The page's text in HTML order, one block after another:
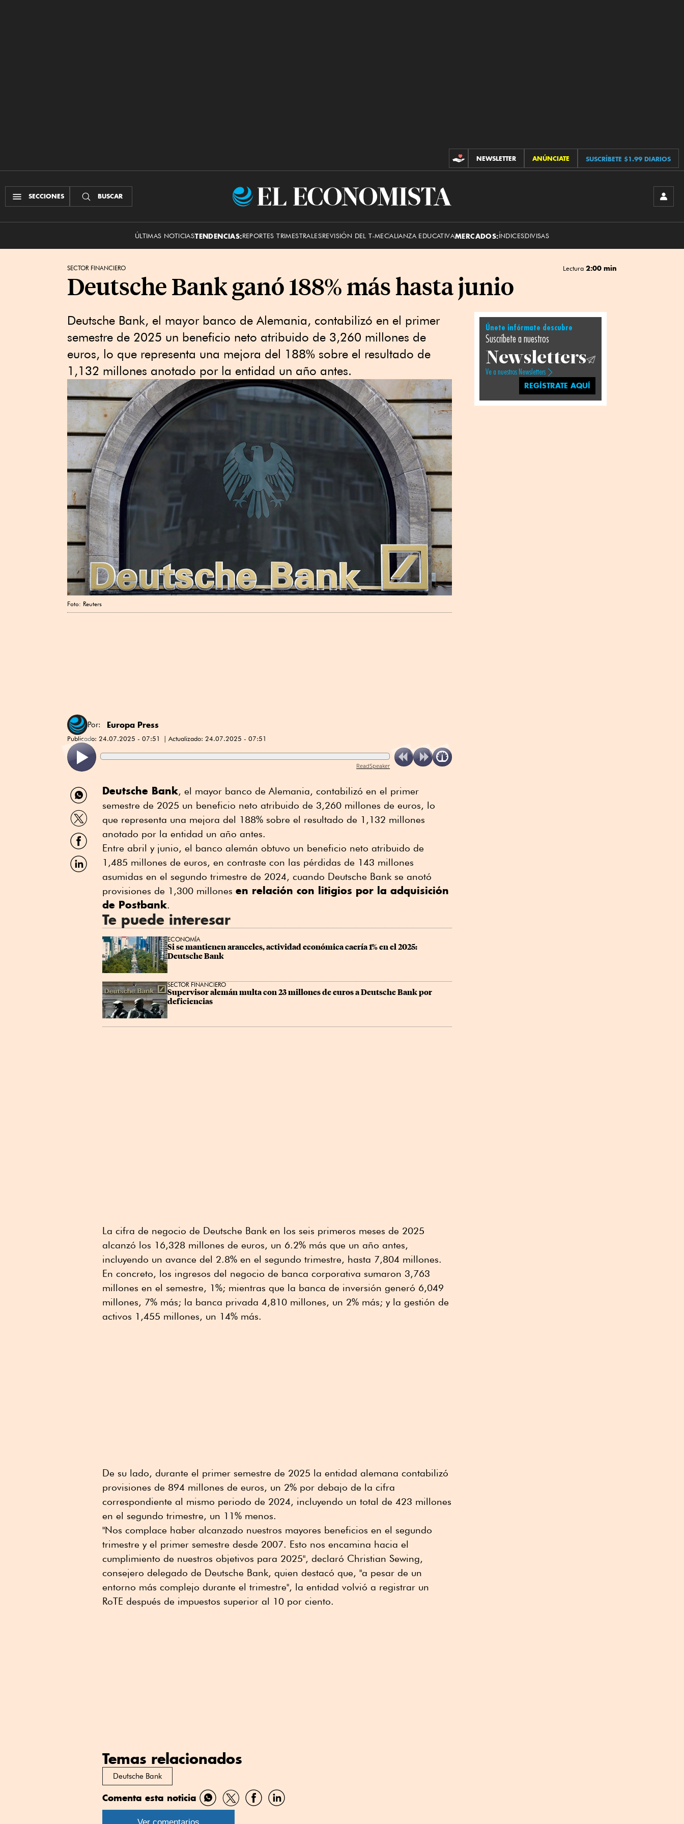
CONTRIBUCIONES
NEWSLETTER ANÚNCIATE SUSCRÍBETE $1.99 DIARIOS
SECCIONES BUSCAR
El
ÚLTIMAS NOTICIASTENDENCIAS:REPORTES TRIMESTRALESREVISIÓN DEL T-MECALIANZA EDUCATIVAMERCADOS:ÍNDICESDIVISAS
SECTOR FINANCIERO Lectura 2:00 min
Deutsche Bank ganó 188% más hasta junio
Deutsche Bank, el mayor banco de Alemania, contabilizó en el primer
semestre de 2025 un beneficio neto atribuido de 3,260 millones de
euros, lo que representa una mejora del 188% sobre el resultado de
1,132 millones anotado por la entidad un año antes.
Foto: Reuters
Por: Europa Press
Publicado: 24.07.2025 - 07:51 Actualizado: 24.07.2025 - 07:51
ReadSpeaker
Compartir
por
WhatsApp
Compartir
por
Twitter
Compartir
por
Facebook
Compartir
por
Deutsche Bank, el mayor banco de Alemania, contabilizó en el primer
semestre de 2025 un beneficio neto atribuido de 3,260 millones de euros, lo
que representa una mejora del 188% sobre el resultado de 1,132 millones
anotado por la entidad un año antes.
Entre abril y junio, el banco alemán obtuvo un beneficio neto atribuido de
1,485 millones de euros, en contraste con las pérdidas de 143 millones
asumidas en el segundo trimestre de 2024, cuando Deutsche Bank se anotó
provisiones de 1,300 millones en relación con litigios por la adquisición
de Postbank.
Te puede interesar
ECONOMÍA
Si se mantienen aranceles, actividad económica caería 1% en el 2025:
Deutsche Bank
SECTOR FINANCIERO
Supervisor alemán multa con 23 millones de euros a Deutsche Bank por
deficiencias
La cifra de negocio de Deutsche Bank en los seis primeros meses de 2025
alcanzó los 16,328 millones de euros, un 6.2% más que un año antes,
incluyendo un avance del 2.8% en el segundo trimestre, hasta 7,804 millones.
En concreto, los ingresos del negocio de banca corporativa sumaron 3,763
millones en el semestre, 1%; mientras que la banca de inversión generó 6,049
millones, 7% más; la banca privada 4,810 millones, un 2% más; y la gestión de
activos 1,455 millones, un 14% más.
De su lado, durante el primer semestre de 2025 la entidad alemana contabilizó
provisiones de 894 millones de euros, un 2% por debajo de la cifra
correspondiente al mismo periodo de 2024, incluyendo un total de 423 millones
en el segundo trimestre, un 11% menos.
"Nos complace haber alcanzado nuestros mayores beneficios en el segundo
trimestre y el primer semestre desde 2007. Esto nos encamina hacia el
cumplimiento de nuestros objetivos para 2025", declaró Christian Sewing,
consejero delegado de Deutsche Bank, quien destacó que, "a pesar de un
entorno más complejo durante el trimestre", la entidad volvió a registrar un
RoTE después de impuestos superior al 10 por ciento.
Temas relacionados
Deutsche Bank
Comenta esta noticia
Compartir
por
Compartir
por
CompartirCompartir
Únete infórmate descubre
Suscríbete a nuestros
Newsletters
Ve a nuestros Newsletters
REGÍSTRATE AQUÍ